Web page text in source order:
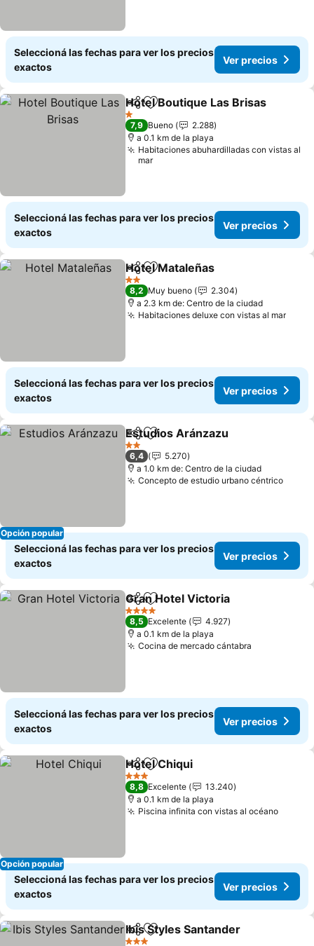
Seleccioná las fechas para ver los precios
exactos
Ver precios
CompartirAñadir a favoritos
Hotel Boutique Las Brisas
1 Estrellas
7,9 Bueno
2.288
a 0.1 km de la playa
Habitaciones abuhardilladas con vistas al
mar
Seleccioná las fechas para ver los precios
exactos
Ver precios
CompartirAñadir a favoritos
Hotel Mataleñas
2 Estrellas
8,2 Muy bueno
2.304
a 2.3 km de: Centro de la ciudad
Habitaciones deluxe con vistas al mar
Seleccioná las fechas para ver los precios
exactos
Ver precios
Opción popular
CompartirAñadir a favoritos
Estudios Aránzazu
2 Estrellas
6,4
5.270
a 1.0 km de: Centro de la ciudad
Concepto de estudio urbano céntrico
Seleccioná las fechas para ver los precios
exactos
Ver precios
CompartirAñadir a favoritos
Gran Hotel Victoria
4 Estrellas
8,5 Excelente
4.927
a 0.1 km de la playa
Cocina de mercado cántabra
Seleccioná las fechas para ver los precios
exactos
Ver precios
Opción popular
CompartirAñadir a favoritos
Hotel Chiqui
3 Estrellas
8,8 Excelente
13.240
a 0.1 km de la playa
Piscina infinita con vistas al océano
Seleccioná las fechas para ver los precios
exactos
Ver precios
CompartirAñadir a favoritos
Ibis Styles Santander